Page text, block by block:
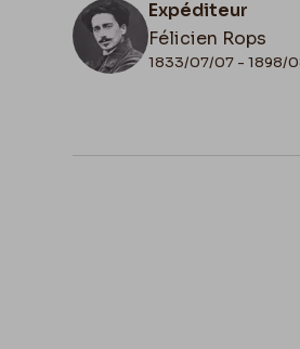
Expéditeur
Félicien Rops
1833/07/07 - 1898/